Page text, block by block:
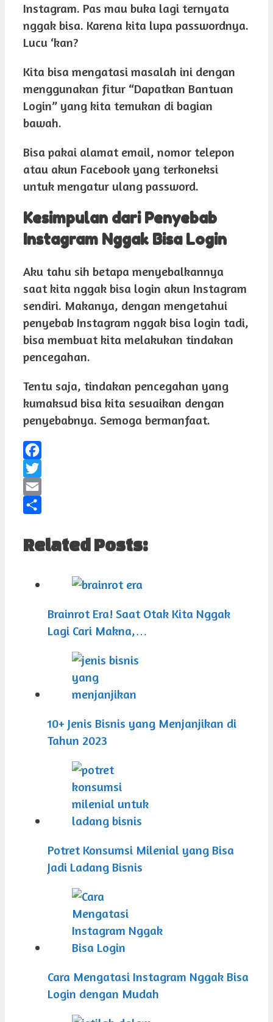
Instagram. Pas mau buka lagi ternyata
nggak bisa. Karena kita lupa passwordnya.
Lucu ‘kan?
Kita bisa mengatasi masalah ini dengan
menggunakan fitur “Dapatkan Bantuan
Login” yang kita temukan di bagian
bawah.
Bisa pakai alamat email, nomor telepon
atau akun Facebook yang terkoneksi
untuk mengatur ulang password.
Kesimpulan dari Penyebab
Instagram Nggak Bisa Login
Aku tahu sih betapa menyebalkannya
saat kita nggak bisa login akun Instagram
sendiri. Makanya, dengan mengetahui
penyebab Instagram nggak bisa login tadi,
bisa membuat kita melakukan tindakan
pencegahan.
Tentu saja, tindakan pencegahan yang
kumaksud bisa kita sesuaikan dengan
penyebabnya. Semoga bermanfaat.
Facebook
Twitter
Email
Related Posts:
Brainrot Era! Saat Otak Kita Nggak
Lagi Cari Makna,…
10+ Jenis Bisnis yang Menjanjikan di
Tahun 2023
Potret Konsumsi Milenial yang Bisa
Jadi Ladang Bisnis
Cara Mengatasi Instagram Nggak Bisa
Login dengan Mudah